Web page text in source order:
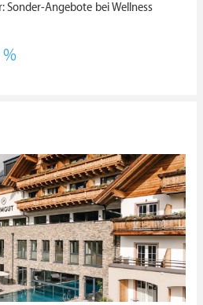
Sonder-Angebote bei Wellness